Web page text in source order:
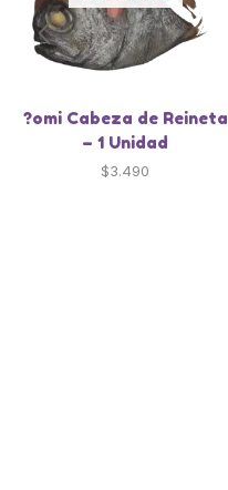
?omi Cabeza de Reineta
– 1 Unidad
$3.490